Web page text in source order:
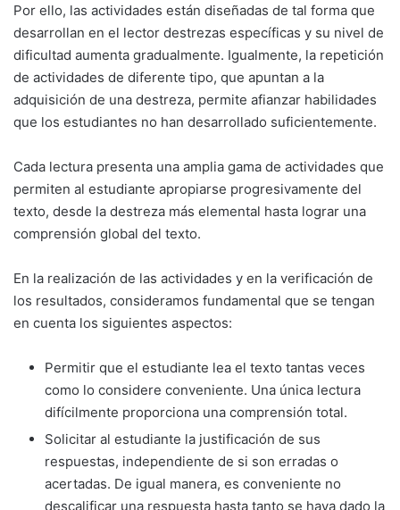
Por ello, las actividades están diseñadas de tal forma que
desarrollan en el lector destrezas específicas y su nivel de
dificultad aumenta gradualmente. Igualmente, la repetición
de actividades de diferente tipo, que apuntan a la
adquisición de una destreza, permite afianzar habilidades
que los estudiantes no han desarrollado suficientemente.
Cada lectura presenta una amplia gama de actividades que
permiten al estudiante apropiarse progresivamente del
texto, desde la destreza más elemental hasta lograr una
comprensión global del texto.
En la realización de las actividades y en la verificación de
los resultados, consideramos fundamental que se tengan
en cuenta los siguientes aspectos:
Permitir que el estudiante lea el texto tantas veces
como lo considere conveniente. Una única lectura
difícilmente proporciona una comprensión total.
Solicitar al estudiante la justificación de sus
respuestas, independiente de si son erradas o
acertadas. De igual manera, es conveniente no
descalificar una respuesta hasta tanto se haya dado la